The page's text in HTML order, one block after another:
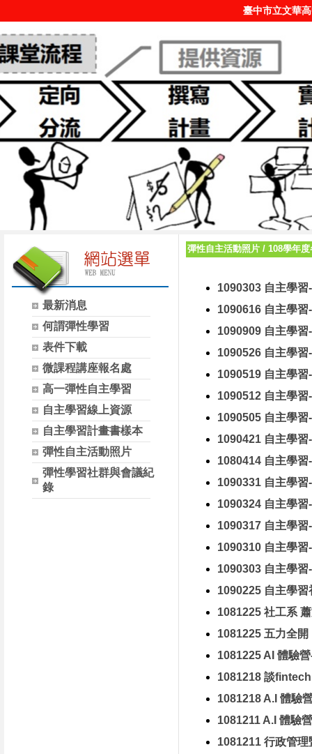
臺中市立文華
最新消息
何謂彈性學習
表件下載
微課程講座報名處
高一彈性自主學習
自主學習線上資源
自主學習計畫書樣本
彈性自主活動照片
彈性學習社群與會議紀
錄
彈性自主活動照片 / 108學年
1090303 自主學習
1090616 自主學習
1090909 自主學習
1090526 自主學習
1090519 自主學習
1090512 自主學習
1090505 自主學習
1090421 自主學習
1080414 自主學習
1090331 自主學習
1090324 自主學習
1090317 自主學習
1090310 自主學習
1090303 自主學習
1090225 自主學習
1081225 社工系
1081225 五力全
1081225 AI 體驗
1081218 談
1081218 A.I 體驗
1081211 A.I 體驗
1081211 行政管